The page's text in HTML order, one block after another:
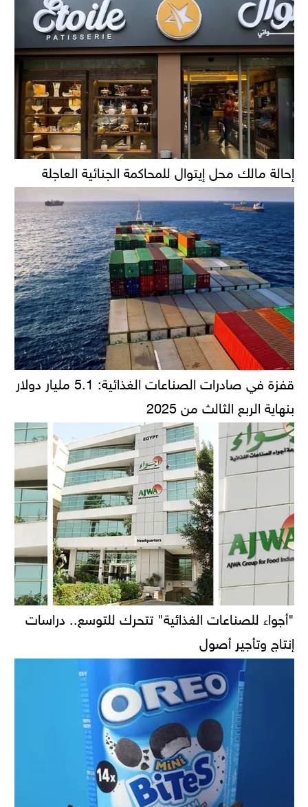
إحالة مالك محل إيتوال للمحاكمة الجنائية العاجلة
قفزة في صادرات الصناعات الغذائية: 5.1 مليار دولار
بنهاية الربع الثالث من 2025
"أجواء للصناعات الغذائية" تتحرك للتوسع.. دراسات
إنتاج وتأجير أصول